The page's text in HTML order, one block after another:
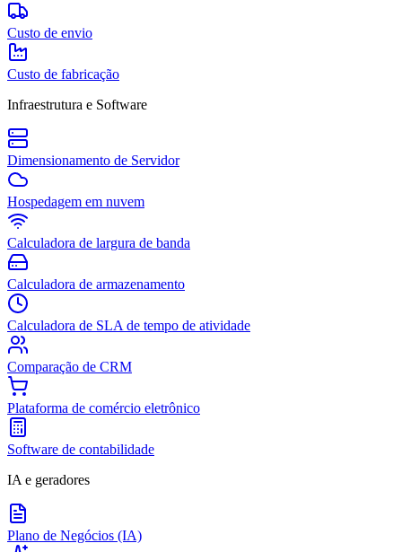
Custo de envio
Custo de fabricação
Infraestrutura e Software
Dimensionamento de Servidor
Hospedagem em nuvem
Calculadora de largura de banda
Calculadora de armazenamento
Calculadora de SLA de tempo de atividade
Comparação de CRM
Plataforma de comércio eletrônico
Software de contabilidade
IA e geradores
Plano de Negócios (IA)